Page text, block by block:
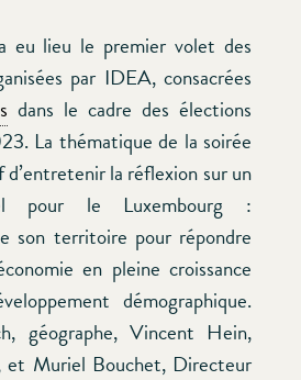
eu lieu le premier volet des
par IDEA, consacrées
dans le cadre des élections
La thématique de la soirée
la réflexion sur un
pour le Luxembourg :
son territoire pour répondre
en pleine croissance
démographique.
géographe, Vincent Hein,
et Muriel Bouchet, Directeur